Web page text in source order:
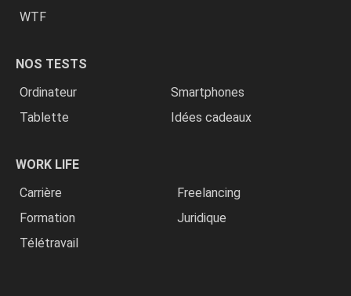
WTF
NOS TESTS
Ordinateur
Smartphones
Tablette
Idées cadeaux
WORK LIFE
Carrière
Freelancing
Formation
Juridique
Télétravail